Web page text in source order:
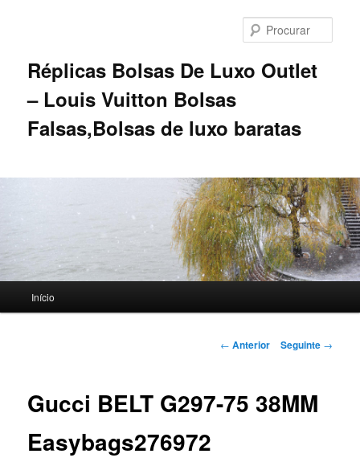
primárioRéplicas Bolsas De Luxo Outlet
– Louis Vuitton Bolsas
Falsas,Bolsas de luxo baratas
principal
Início
Navegação
← Anterior Seguinte →
Gucci BELT G297-75 38MM
Easybags276972